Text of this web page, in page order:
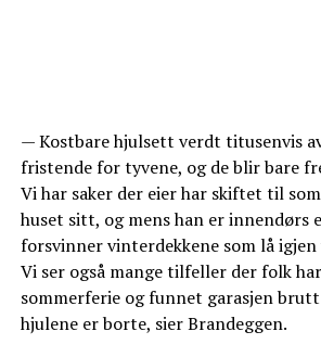
— Kostbare hjulsett verdt titusenvis
fristende for tyvene, og de blir bare
Vi har saker der eier har skiftet til
huset sitt, og mens han er innendørs
forsvinner vinterdekkene som lå igjen
Vi ser også mange tilfeller der folk
sommerferie og funnet garasjen
hjulene er borte, sier Brandeggen.